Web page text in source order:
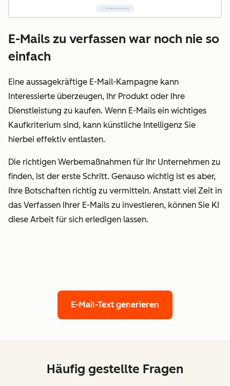
E-Mails zu verfassen war noch nie so
einfach
Eine aussagekräftige E-Mail-Kampagne kann
Interessierte überzeugen, Ihr Produkt oder Ihre
Dienstleistung zu kaufen. Wenn E-Mails ein wichtiges
Kaufkriterium sind, kann künstliche Intelligenz Sie
hierbei effektiv entlasten.
Die richtigen Werbemaßnahmen für Ihr Unternehmen zu
finden, ist der erste Schritt. Genauso wichtig ist es aber,
Ihre Botschaften richtig zu vermitteln. Anstatt viel Zeit in
das Verfassen Ihrer E-Mails zu investieren, können Sie KI
diese Arbeit für sich erledigen lassen.
E-Mail-Text generieren
Häufig gestellte Fragen